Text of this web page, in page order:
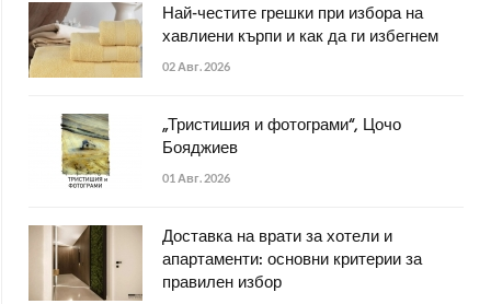
Най-честите грешки при избора на
хавлиени кърпи и как да ги избегнем
02 Авг. 2026
„Тристишия и фотограми“, Цочо
Бояджиев
01 Авг. 2026
Доставка на врати за хотели и
апартаменти: основни критерии за
правилен избор